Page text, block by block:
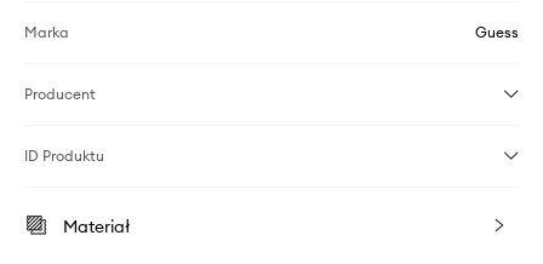
Marka Guess
Producent
ID Produktu
Materiał